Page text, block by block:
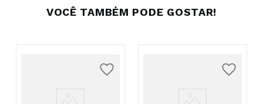
VOCÊ TAMBÉM PODE GOSTAR!